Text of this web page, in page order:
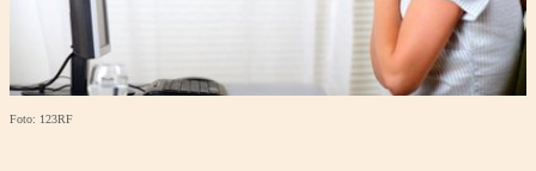
Foto: 123RF